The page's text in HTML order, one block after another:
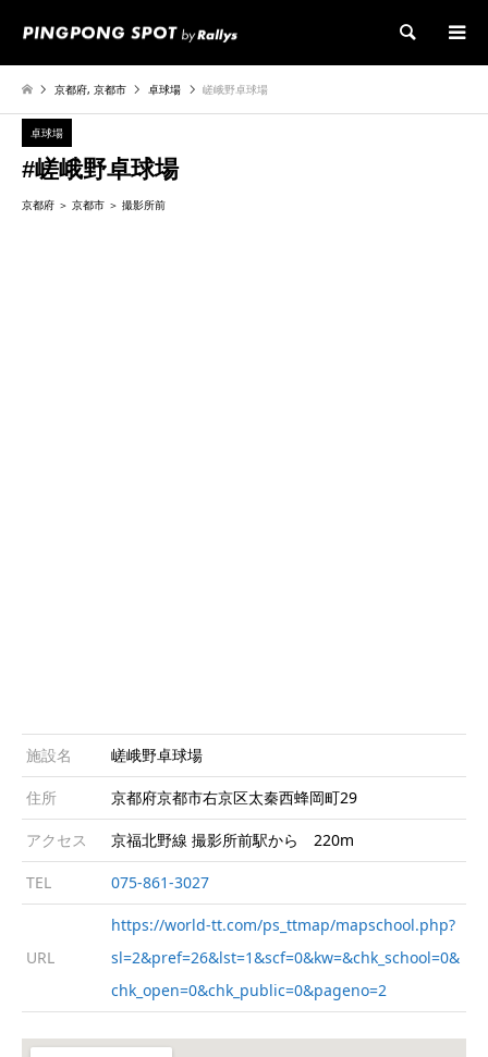
検索
京都府,京都市 卓球場 嵯峨野卓球場
卓球場
#嵯峨野卓球場
京都府 京都市 撮影所前
施設名 嵯峨野卓球場
住所 京都府京都市右京区太秦西蜂岡町29
アクセス 京福北野線 撮影所前駅から 220m
TEL 075-861-3027
URL
https://world-tt.com/ps_ttmap/mapschool.php?
sl=2&pref=26&lst=1&scf=0&kw=&chk_school=0&
chk_open=0&chk_public=0&pageno=2